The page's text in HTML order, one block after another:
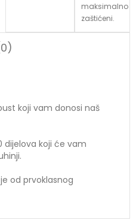
maksimalno
zaštićeni.
koji vam donosi naš
dijelova koji će vam
od prvoklasnog